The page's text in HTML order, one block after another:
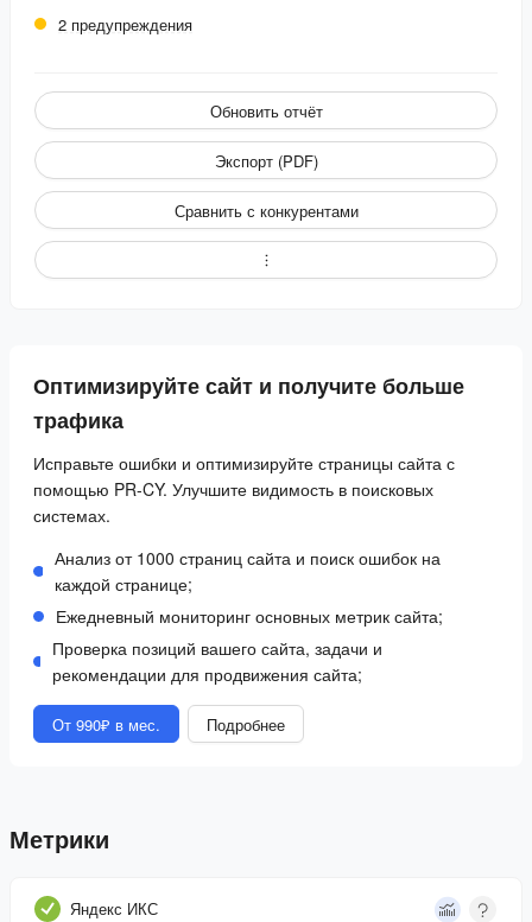
2 предупреждения
Обновить отчёт
Экспорт (PDF)
Сравнить с конкурентами
Оптимизируйте сайт и получите больше
трафика
Исправьте ошибки и оптимизируйте страницы сайта с
помощью PR-CY. Улучшите видимость в поисковых
системах.
Анализ от 1000 страниц сайта и поиск ошибок на
каждой странице;
Ежедневный мониторинг основных метрик сайта;
Проверка позиций вашего сайта, задачи и
рекомендации для продвижения сайта;
От 990₽ в мес. Подробнее
Метрики
Яндекс ИКС